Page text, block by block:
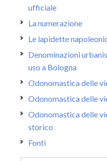
ufficiale
La numerazione
Le lapidette
Denominazioni
uso a Bologna
Odonomastica delle
Odonomastica delle
Odonomastica delle
storico
Fonti